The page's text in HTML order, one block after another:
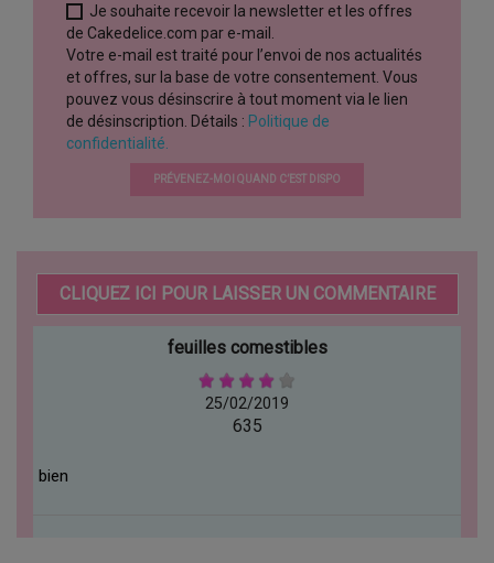
Je souhaite recevoir la newsletter et les offres
de Cakedelice.com par e-mail.
Votre e-mail est traité pour l’envoi de nos actualités
et offres, sur la base de votre consentement. Vous
pouvez vous désinscrire à tout moment via le lien
de désinscription. Détails : Politique de
confidentialité.
PRÉVENEZ-MOI QUAND C’EST DISPO
CLIQUEZ ICI POUR LAISSER UN COMMENTAIRE
feuilles comestibles
25/02/2019
635
bien